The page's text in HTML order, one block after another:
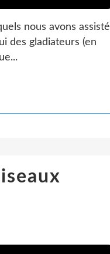
nous avons assisté
des gladiateurs (en